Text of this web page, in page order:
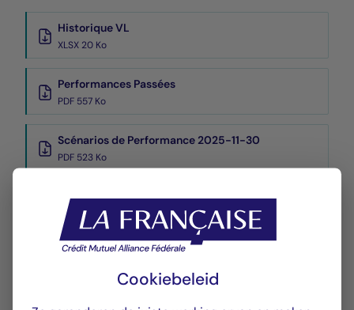
Historique VL
XLSX 20 Ko
Performances Passées
PDF 557 Ko
Scénarios de Performance 2025-11-30
PDF 523 Ko
Scénarios de Performance 2025-10-31
PDF 523 Ko
Meer tonen
Cookiebeleid